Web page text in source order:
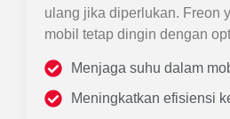
ulang jika diperlukan. Freon
mobil tetap dingin dengan
Menjaga suhu dalam
Meningkatkan efisiensi